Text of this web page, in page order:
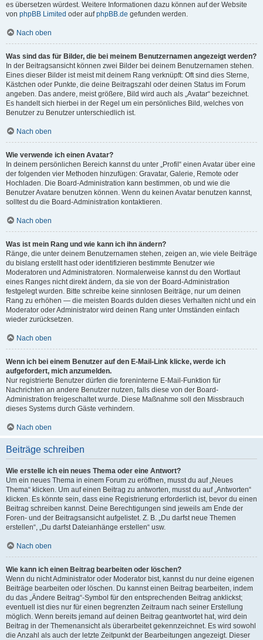
es übersetzen würdest. Weitere Informationen dazu können auf der Website
von phpBB Limited oder aufphpBB.de gefunden werden.
Nach oben
Was sind das für Bilder, die bei meinem Benutzernamen angezeigt werden?
In der Beitragsansicht können zwei Bilder bei deinem Benutzernamen stehen.
Eines dieser Bilder ist meist mit deinem Rang verknüpft: Oft sind dies Sterne,
Kästchen oder Punkte, die deine Beitragszahl oder deinen Status im Forum
angeben. Das andere, meist größere, Bild wird auch als „Avatar“ bezeichnet.
Es handelt sich hierbei in der Regel um ein persönliches Bild, welches von
Benutzer zu Benutzer unterschiedlich ist.
Nach oben
Wie verwende ich einen Avatar?
In deinem persönlichen Bereich kannst du unter „Profil“ einen Avatar über eine
der folgenden vier Methoden hinzufügen: Gravatar, Galerie, Remote oder
Hochladen. Die Board-Administration kann bestimmen, ob und wie die
Benutzer Avatare benutzen können. Wenn du keinen Avatar benutzen kannst,
solltest du die Board-Administration kontaktieren.
Nach oben
Was ist mein Rang und wie kann ich ihn ändern?
Ränge, die unter deinem Benutzernamen stehen, zeigen an, wie viele Beiträge
du bislang erstellt hast oder identifizieren bestimmte Benutzer wie
Moderatoren und Administratoren. Normalerweise kannst du den Wortlaut
eines Ranges nicht direkt ändern, da sie von der Board-Administration
festgelegt wurden. Bitte schreibe keine sinnlosen Beiträge, nur um deinen
Rang zu erhöhen — die meisten Boards dulden dieses Verhalten nicht und ein
Moderator oder Administrator wird deinen Rang unter Umständen einfach
wieder zurücksetzen.
Nach oben
Wenn ich bei einem Benutzer auf den E-Mail-Link klicke, werde ich
aufgefordert, mich anzumelden.
Nur registrierte Benutzer dürfen die foreninterne E-Mail-Funktion für
Nachrichten an andere Benutzer nutzen, falls diese von der Board-
Administration freigeschaltet wurde. Diese Maßnahme soll den Missbrauch
dieses Systems durch Gäste verhindern.
Nach oben
Beiträge schreiben
Wie erstelle ich ein neues Thema oder eine Antwort?
Um ein neues Thema in einem Forum zu eröffnen, musst du auf „Neues
Thema“ klicken. Um auf einen Beitrag zu antworten, musst du auf „Antworten“
klicken. Es könnte sein, dass eine Registrierung erforderlich ist, bevor du einen
Beitrag schreiben kannst. Deine Berechtigungen sind jeweils am Ende der
Foren- und der Beitragsansicht aufgelistet. Z. B. „Du darfst neue Themen
erstellen“, „Du darfst Dateianhänge erstellen“ usw.
Nach oben
Wie kann ich einen Beitrag bearbeiten oder löschen?
Wenn du nicht Administrator oder Moderator bist, kannst du nur deine eigenen
Beiträge bearbeiten oder löschen. Du kannst einen Beitrag bearbeiten, indem
du das „Ändere Beitrag“-Symbol für den entsprechenden Beitrag anklickst;
eventuell ist dies nur für einen begrenzten Zeitraum nach seiner Erstellung
möglich. Wenn bereits jemand auf deinen Beitrag geantwortet hat, wird dein
Beitrag in der Themenansicht als überarbeitet gekennzeichnet. Es wird sowohl
die Anzahl als auch der letzte Zeitpunkt der Bearbeitungen angezeigt. Dieser